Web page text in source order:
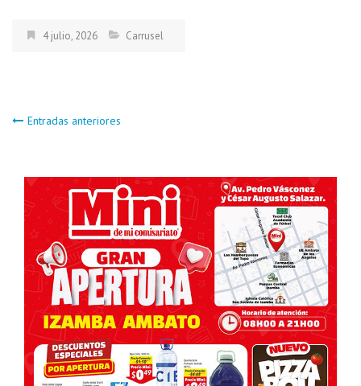
4 julio, 2026 Carrusel
Navegación
de
entradas
Entradas anteriores